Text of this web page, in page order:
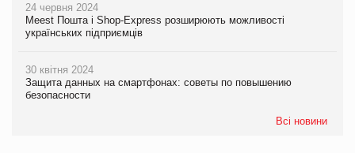
24 червня 2024
Meest Пошта і Shop-Express розширюють можливості
українських підприємців
30 квітня 2024
Защита данных на смартфонах: советы по повышению
безопасности
Всі новини